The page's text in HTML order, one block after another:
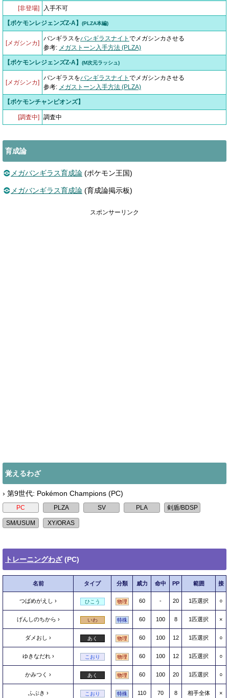
[非登場] 入手不可
【ポケモンレジェンズZ-A】 (PLZA本編)
[メガシンカ]
バンギラスをバンギラスナイト でメガシンカさせる
参考: メガストーン入手方法 (PLZA)
【ポケモンレジェンズZ-A】 (M次元ラッシュ)
[メガシンカ]
バンギラスをバンギラスナイト でメガシンカさせる
参考: メガストーン入手方法 (PLZA)
【ポケモンチャンピオンズ】
[調査中] 調査中
育成論
メガバンギラス育成論 (ポケモン王国)
メガバンギラス育成論 (育成論掲示板)
スポンサーリンク
覚えるわざ
› 第9世代: Pokémon Champions (PC)
トレーニングわざ(PC)
名前 タイプ 分類 威力 命中 PP 範囲 接
つばめがえし ひこう 物理 60 - 20 1匹選択 ○
げんしのちから いわ 特殊 60 100 8 1匹選択 ×
ダメおし あく 物理 60 100 12 1匹選択 ○
ゆきなだれ こおり 物理 60 100 12 1匹選択 ○
かみつく あく 物理 60 100 20 1匹選択 ○
ふぶき こおり 特殊 110 70 8 相手全体 ×